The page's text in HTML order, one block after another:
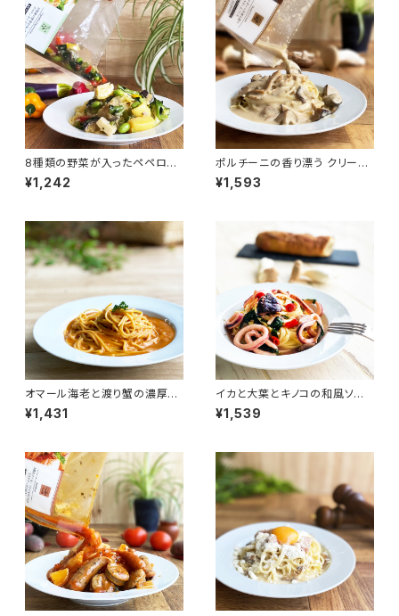
8種類の野菜が入ったペペロン
チーノソース
¥1,242
ポルチーニの香り漂う クリーム
ソース
¥1,593
オマール海老と渡り蟹の濃厚ク
リームソース
¥1,431
イカと大葉とキノコの和風ソー
ス
¥1,539